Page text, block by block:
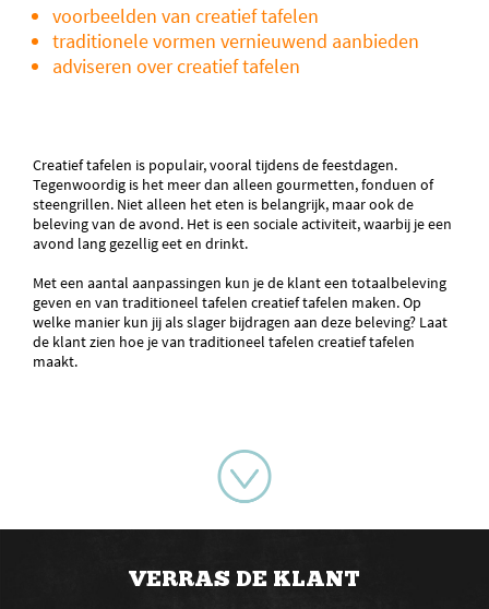
voorbeelden van creatief tafelen
traditionele vormen vernieuwend aanbieden
adviseren over creatief tafelen
Creatief tafelen is populair, vooral tijdens de feestdagen.
Tegenwoordig is het meer dan alleen gourmetten, fonduen of
steengrillen. Niet alleen het eten is belangrijk, maar ook de
beleving van de avond. Het is een sociale activiteit, waarbij je een
avond lang gezellig eet en drinkt.
Met een aantal aanpassingen kun je de klant een totaalbeleving
geven en van traditioneel tafelen creatief tafelen maken. Op
welke manier kun jij als slager bijdragen aan deze beleving? Laat
de klant zien hoe je van traditioneel tafelen creatief tafelen
maakt.
VERRAS DE KLANT